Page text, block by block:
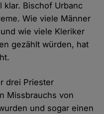
klar. Bischof Urbanc
Wie viele Männer
wie viele Kleriker
gezählt würden, hat
drei Priester
Missbrauchs von
und sogar einen